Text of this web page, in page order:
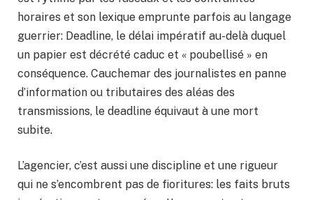
horaires et son lexique emprunte parfois au langage
guerrier: Deadline, le délai impératif au-delà duquel
un papier est décrété caduc et « poubellisé » en
conséquence. Cauchemar des journalistes en panne
d’information ou tributaires des aléas des
transmissions, le deadline équivaut à une mort
subite.
L’agencier, c’est aussi une discipline et une rigueur
qui ne s’encombrent pas de fioritures: les faits bruts